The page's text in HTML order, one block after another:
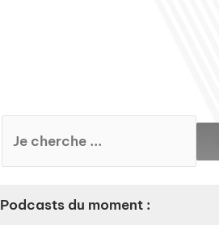
Podcasts du moment :